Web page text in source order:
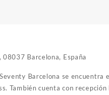
Barcelona, España
Barcelona se encuentra
También cuenta con